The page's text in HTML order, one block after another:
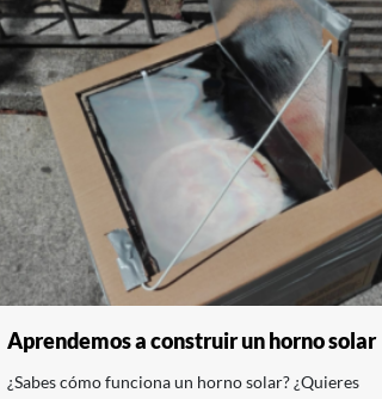
Aprendemos a construir un horno solar
¿Sabes cómo funciona un horno solar? ¿Quieres